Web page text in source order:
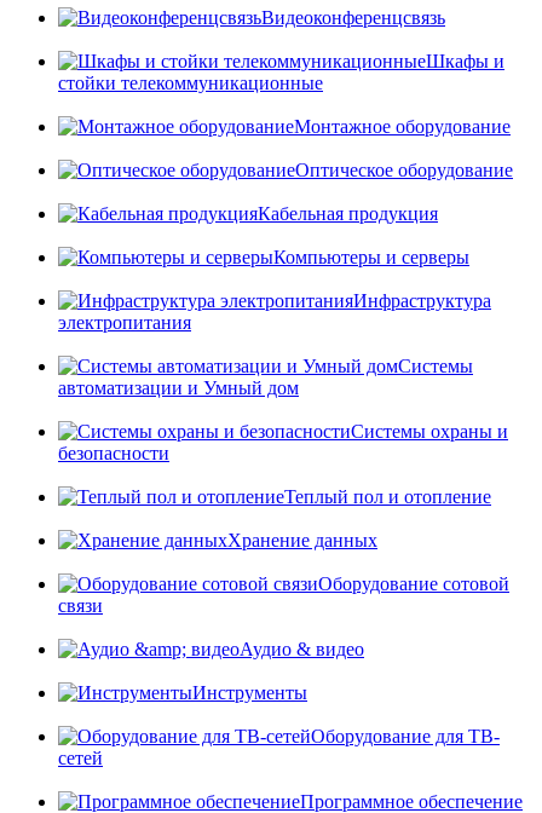
Видеоконференцсвязь
Шкафы и
стойки телекоммуникационные
Монтажное оборудование
Оптическое оборудование
Кабельная продукция
Компьютеры и серверы
Инфраструктура
электропитания
Системы
автоматизации и Умный дом
Системы охраны и
безопасности
Теплый пол и отопление
Хранение данных
Оборудование сотовой
связи
Аудио & видео
Инструменты
Оборудование для ТВ-
сетей
Программное обеспечение